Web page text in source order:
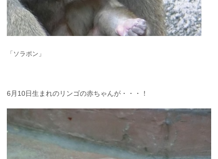
「ソラポン」
6月10日生まれのリンゴの赤ちゃんが・・・！